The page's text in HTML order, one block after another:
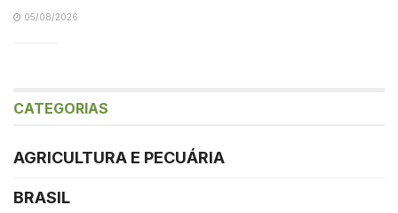
05/08/2026
CATEGORIAS
AGRICULTURA E PECUÁRIA
BRASIL